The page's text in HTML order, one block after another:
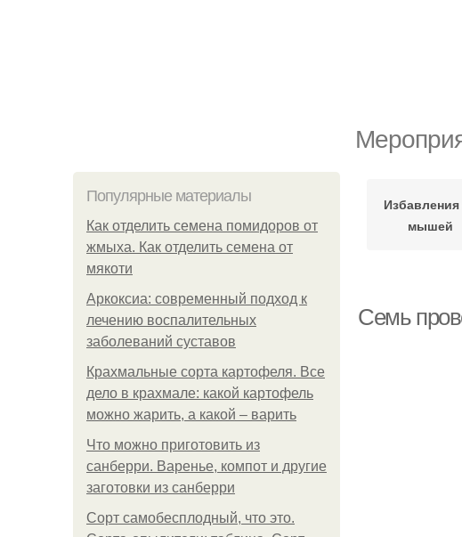
Популярные материалы
Как отделить семена помидоров от
жмыха. Как отделить семена от
мякоти
Аркоксиа: современный подход к
лечению воспалительных
заболеваний суставов
Крахмальные сорта картофеля. Все
дело в крахмале: какой картофель
можно жарить, а какой – варить
Что можно приготовить из
санберри. Варенье, компот и другие
заготовки из санберри
Сорт самобесплодный, что это.
Избавления
мышей
Семь